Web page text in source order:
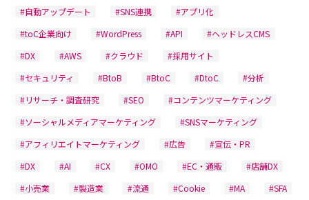
#自動アップデート
#SNS連携
#アプリ化
#toC企業向け
#WordPress #API
#ヘッドレスCMS
#DX
#AWS #クラウド
#採用サイト
#セキュリティ
#BtoB #BtoC #DtoC
#分析
#リサーチ・調査研究
#SEO
#コンテンツマーケティング
#ソーシャルメディアマーケティング
#SNSマーケティング
#アフィリエイトマーケティング
#広告
#宣伝・PR
#DX
#AI #CX #OMO #EC・通販
#店舗DX
#小売業
#製造業 #流通 #Cookie #MA
#SFA